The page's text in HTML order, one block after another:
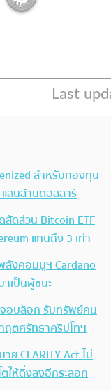
สำหรับกองทุน
สนล้านดอลลาร์
ดส่วน Bitcoin ETF
แทนถึง 3 เท่า
ลังคอมมูฯ Cardano
เป็นผู้ชนะ
อบล็อก รับทรัพย์คน
ฤตศรัทธาคริปโทฯ
CLARITY Act ไม่
ให้ดิ่งลงอีกระลอก